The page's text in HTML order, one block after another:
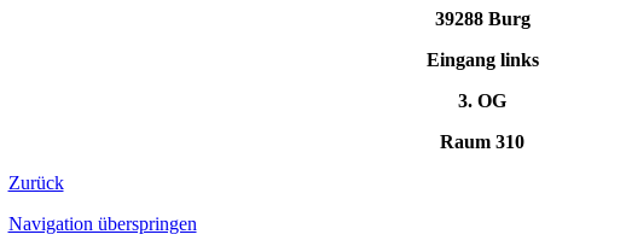
39288 Burg
Eingang links
3. OG
Raum 310
Zurück
Navigation überspringen